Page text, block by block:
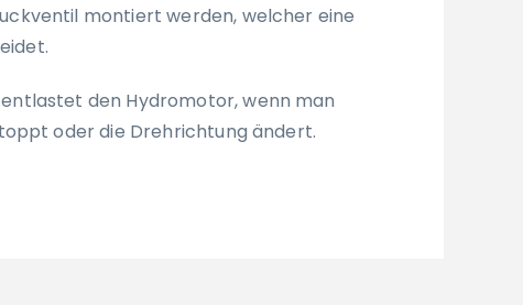
montiert werden, welcher eine
den Hydromotor, wenn man
oder die Drehrichtung ändert.